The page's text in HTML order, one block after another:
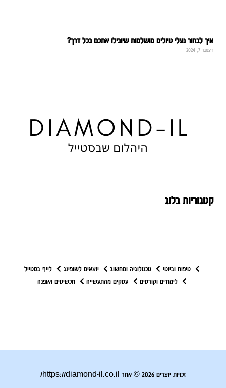
לבחור נעלי טיולים מושלמות שיובילו אתכם בכל דרך?
בלוג
טיפוח וביוטי טכנולוגיה ומחשוב יוצאים לשופינג
לייף בסטייל
לימודים וקורסים
עסקים מהתעשייה תכשיטים ואופנה
זכויות יוצרים 2026 © אתר https://diamond-il.co.il/